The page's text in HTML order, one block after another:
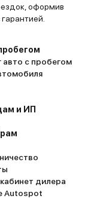
оформив
авто с пробегом
и ИП
дилера
Autospot